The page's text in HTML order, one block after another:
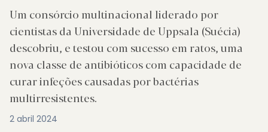
Um consórcio multinacional liderado por
cientistas da Universidade de Uppsala (Suécia)
descobriu, e testou com sucesso em ratos, uma
nova classe de antibióticos com capacidade de
curar infeções causadas por bactérias
multirresistentes.
2 abril 2024